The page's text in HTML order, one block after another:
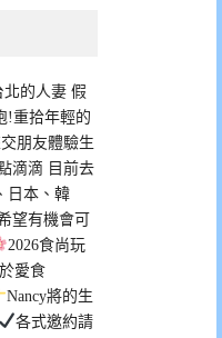
北的人妻 假
!重拾年輕的
朋友體驗生
滴滴 目前去
日本、韓
望有機會可
2026食尚玩
愛食
Nancy將的生
各式邀約請